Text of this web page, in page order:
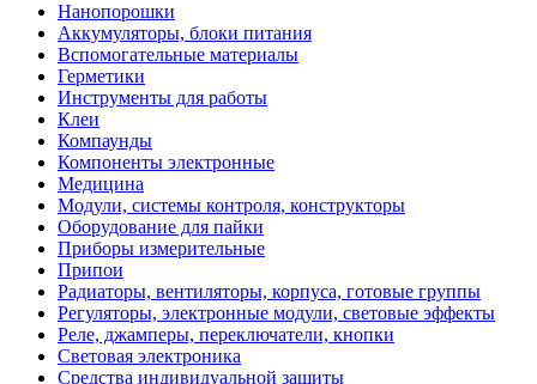
Нанопорошки
Аккумуляторы, блоки питания
Вспомогательные материалы
Герметики
Инструменты для работы
Клеи
Компаунды
Компоненты электронные
Медицина
Модули, системы контроля, конструкторы
Оборудование для пайки
Приборы измерительные
Припои
Радиаторы, вентиляторы, корпуса, готовые группы
Регуляторы, электронные модули, световые эффекты
Реле, джамперы, переключатели, кнопки
Световая электроника
Средства индивидуальной защиты